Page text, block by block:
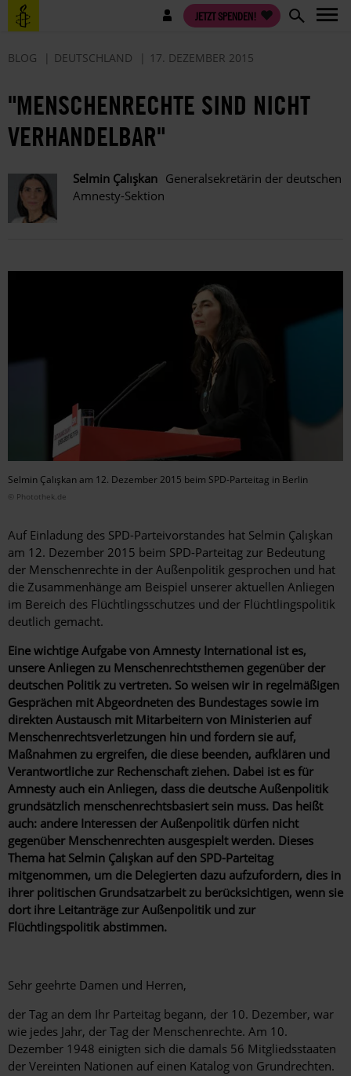
Direkt
zum
Benutzermenü JETZT SPENDEN!
BLOG DEUTSCHLAND 17. DEZEMBER 2015
"MENSCHENRECHTE SIND NICHT
VERHANDELBAR"
Selmin Çalışkan Generalsekretärin der deutschen
Amnesty-Sektion
Selmin Çalışkan am 12. Dezember 2015 beim SPD-Parteitag in Berlin
© Photothek.de
Auf Einladung des SPD-Parteivorstandes hat Selmin Çalışkan
am 12. Dezember 2015 beim SPD-Parteitag zur Bedeutung
der Menschenrechte in der Außenpolitik gesprochen und hat
die Zusammenhänge am Beispiel unserer aktuellen Anliegen
im Bereich des Flüchtlingsschutzes und der Flüchtlingspolitik
deutlich gemacht.
Eine wichtige Aufgabe von Amnesty International ist es,
unsere Anliegen zu Menschenrechtsthemen gegenüber der
deutschen Politik zu vertreten. So weisen wir in regelmäßigen
Gesprächen mit Abgeordneten des Bundestages sowie im
direkten Austausch mit Mitarbeitern von Ministerien auf
Menschenrechtsverletzungen hin und fordern sie auf,
Maßnahmen zu ergreifen, die diese beenden, aufklären und
Verantwortliche zur Rechenschaft ziehen. Dabei ist es für
Amnesty auch ein Anliegen, dass die deutsche Außenpolitik
grundsätzlich menschenrechtsbasiert sein muss. Das heißt
auch: andere Interessen der Außenpolitik dürfen nicht
gegenüber Menschenrechten ausgespielt werden. Dieses
Thema hat Selmin Çalışkan auf den SPD-Parteitag
mitgenommen, um die Delegierten dazu aufzufordern, dies in
ihrer politischen Grundsatzarbeit zu berücksichtigen, wenn sie
dort ihre Leitanträge zur Außenpolitik und zur
Flüchtlingspolitik abstimmen.
Sehr geehrte Damen und Herren,
der Tag an dem Ihr Parteitag begann, der 10. Dezember, war
wie jedes Jahr, der Tag der Menschenrechte. Am 10.
Dezember 1948 einigten sich die damals 56 Mitgliedsstaaten
der Vereinten Nationen auf einen Katalog von Grundrechten.